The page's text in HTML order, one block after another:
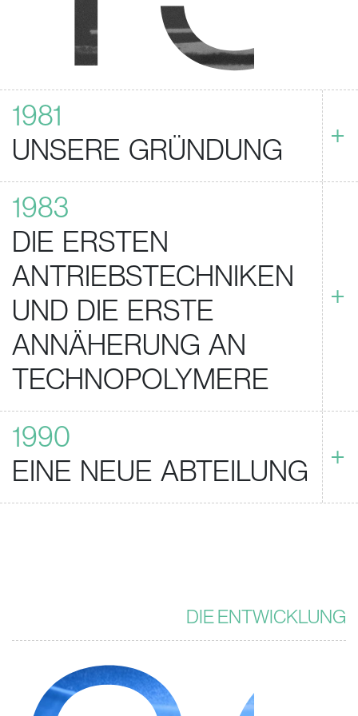
1981
UNSERE GRÜNDUNG
+
1983
DIE ERSTEN
ANTRIEBSTECHNIKEN
UND DIE ERSTE
ANNÄHERUNG AN
TECHNOPOLYMERE
+
1990
EINE NEUE ABTEILUNG
+
DIE ENTWICKLUNG